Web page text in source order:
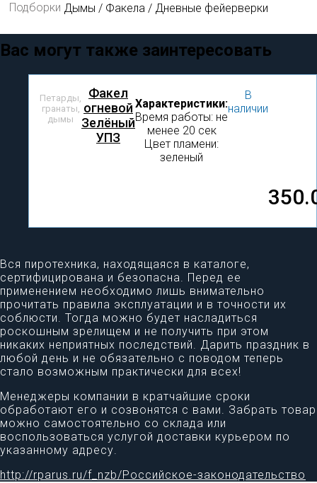
Подборки Дымы / Факела / Дневные фейерверки
Вас могут также заинтересовать
Петарды,
гранаты,
дымы
Факел
огневой
Зелёный
УПЗ
Характеристики:
Время работы: не
менее 20 сек
Цвет пламени:
зеленый
В
наличии
Вся пиротехника, находящаяся в каталоге,
сертифицирована и безопасна. Перед ее
применением необходимо лишь внимательно
прочитать правила эксплуатации и в точности их
соблюсти. Тогда можно будет насладиться
роскошным зрелищем и не получить при этом
никаких неприятных последствий. Дарить праздник в
любой день и не обязательно с поводом теперь
стало возможным практически для всех!
Менеджеры компании в кратчайшие сроки
обработают его и созвонятся с вами. Забрать товар
можно самостоятельно со склада или
воспользоваться услугой доставки курьером по
указанному адресу.
http://rparus.ru/f_nzb/Российское-законодательство